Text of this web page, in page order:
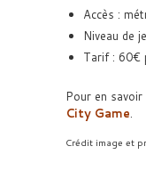
Accès :
Niveau de
Tarif : 60€
Pour en
City Game.
Crédit image et